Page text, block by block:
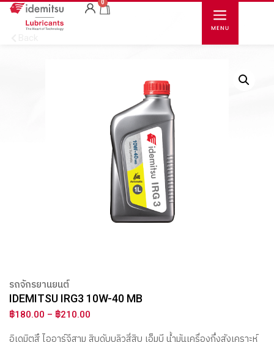
0
รถจักรยานยนต์
IDEMITSU IRG3 10W-40 MB
฿180.00 – ฿210.00
อิเดมิตสึ ไออาร์จีสาม สิบดับบลิวสี่สิบ เอ็มบี น้ำมันเครื่องกึ่งสังเคราะห์